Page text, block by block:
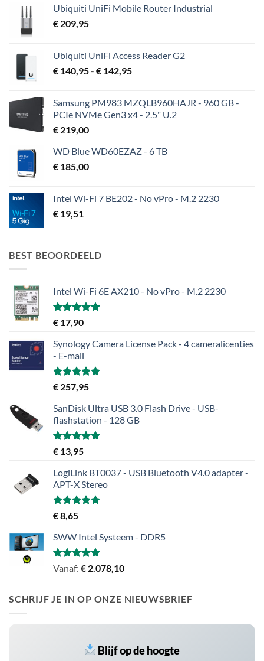
Ubiquiti UniFi Mobile Router Industrial
€ 209,95
Ubiquiti UniFi Access Reader G2
€ 140,95- € 142,95Prijsklasse:
€ 142,95
Samsung PM983 MZQLB960HAJR - 960 GB -
PCIe NVMe Gen3 x4 - 2.5" U.2
€ 219,00
WD Blue WD60EZAZ - 6 TB
€ 185,00
Intel Wi-Fi 7 BE202 - No vPro - M.2 2230
€ 19,51
BEST BEOORDEELD
Intel Wi-Fi 6E AX210 - No vPro - M.2 2230
Gewaardeerd
uit 5
€ 17,90
Synology Camera License Pack - 4 cameralicenties
- E-mail
Gewaardeerd
uit 5
€ 257,95
SanDisk Ultra USB 3.0 Flash Drive - USB-
flashstation - 128 GB
Gewaardeerd
uit 5
€ 13,95
LogiLink BT0037 - USB Bluetooth V4.0 adapter -
APT-X Stereo
Gewaardeerd
5.00
€8,65
SWW Intel Systeem - DDR5
Gewaardeerd
Vanaf: € 2.078,10
SCHRIJF JE IN OP ONZE NIEUWSBRIEF
Blijf op de hoogte